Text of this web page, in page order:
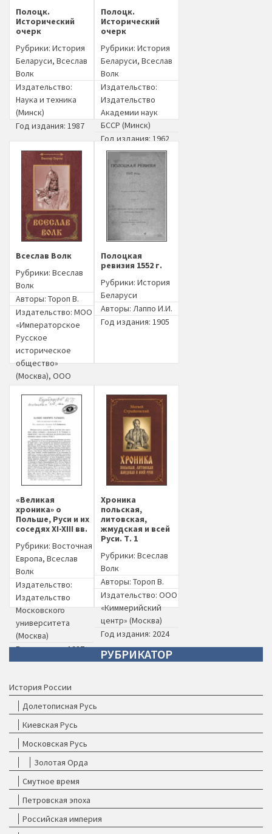
Полоцк.
Исторический
очерк
Рубрики: История
Беларуси, Всеслав
Волк
Издательство:
Наука и техника
(Минск)
Год издания: 1987
Полоцк.
Исторический
очерк
Рубрики: История
Беларуси, Всеслав
Волк
Издательство:
Издательство
Академии наук
БССР (Минск)
Год издания: 1962
Всеслав Волк
Рубрики: Всеслав
Волк
Авторы: Тороп В.
Издательство: МОО
«Императорское
Русское
историческое
общество»
(Москва), ООО
«Киммерийский
центр» (Москва)
Год издания: 2021
Полоцкая
ревизия 1552 г.
Рубрики: История
Беларуси
Авторы: Лаппо И.И.
Год издания: 1905
«Великая
хроника» о
Польше, Руси и их
соседях XI-XIII вв.
Рубрики: Восточная
Европа, Всеслав
Волк
Издательство:
Издательство
Московского
университета
(Москва)
Год издания: 1987
Хроника
польская,
литовская,
жмудская и всей
Руси. Т. 1
Рубрики: Всеслав
Волк
Авторы: Тороп В.
Издательство: ООО
«Киммерийский
центр» (Москва)
Год издания: 2024
РУБРИКАТОР
История России
Долетописная Русь
Киевская Русь
Московская Русь
Золотая Орда
Смутное время
Петровская эпоха
Российская империя